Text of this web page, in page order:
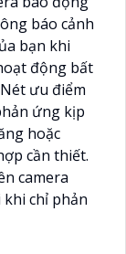
báo cảnh
bạn khi
động bất
ưu điểm
ứng kịp
hoặc
cần thiết.
camera
chỉ phản